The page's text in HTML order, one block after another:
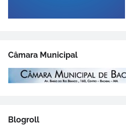
Câmara Municipal
Blogroll